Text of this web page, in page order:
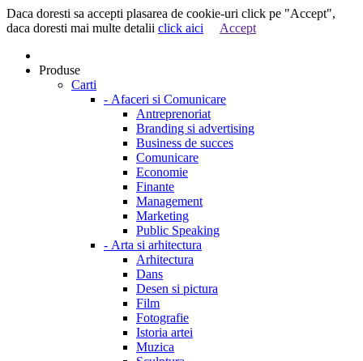
Daca doresti sa accepti plasarea de cookie-uri click pe "Accept",
daca doresti mai multe detalii click aici Accept
Produse
Carti
- Afaceri si Comunicare
Antreprenoriat
Branding si advertising
Business de succes
Comunicare
Economie
Finante
Management
Marketing
Public Speaking
- Arta si arhitectura
Arhitectura
Dans
Desen si pictura
Film
Fotografie
Istoria artei
Muzica